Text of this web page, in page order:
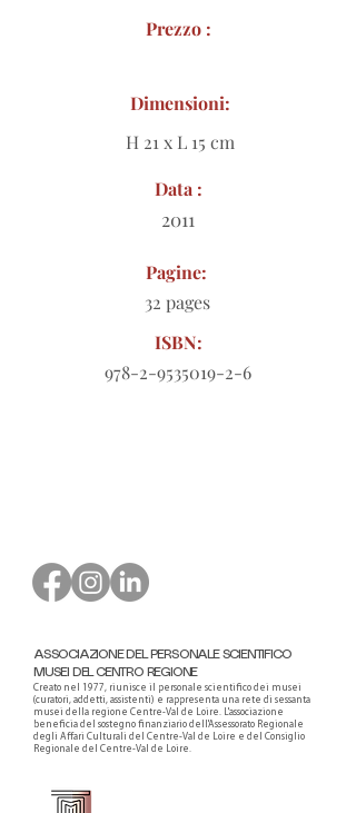
Prezzo :
Dimensioni:
H 21 x L 15 cm
Data :
2011
Pagine:
32 pages
ISBN:
978-2-9535019-2-6
ASSOCIAZIONE DEL PERSONALE SCIENTIFICO
MUSEI DEL CENTRO REGIONE
Creato nel 1977, riunisce il personale scientifico dei musei
(curatori, addetti, assistenti) e rappresenta una rete di sessanta
musei della regione Centre-Val de Loire. L'associazione
beneficia del sostegno finanziario dell'Assessorato Regionale
degli Affari Culturali del Centre-Val de Loire e del Consiglio
Regionale del Centre-Val de Loire.